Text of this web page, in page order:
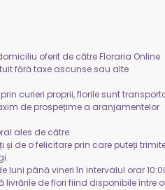
oferit de către Floraria Online
fără taxe ascunse sau alte
curieri proprii, florile sunt
de prospețime a aranjamentelor
ales de către
de o felicitare prin care puteți
luni până vineri în intervalul orar
livrările de flori fiind disponibile între